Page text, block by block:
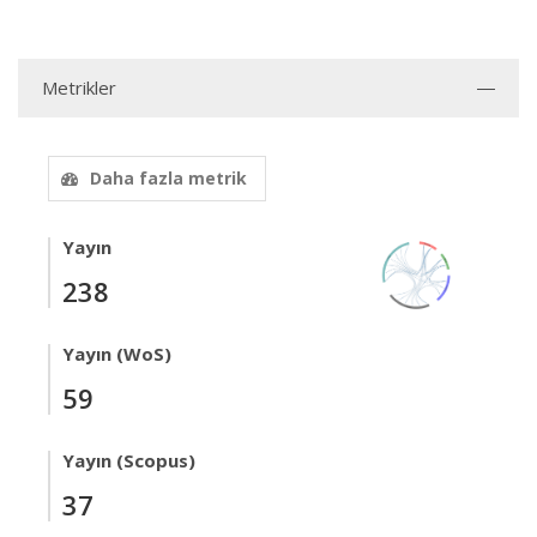
Metrikler
Daha fazla metrik
Yayın
238
Yayın (WoS)
59
Yayın (Scopus)
37